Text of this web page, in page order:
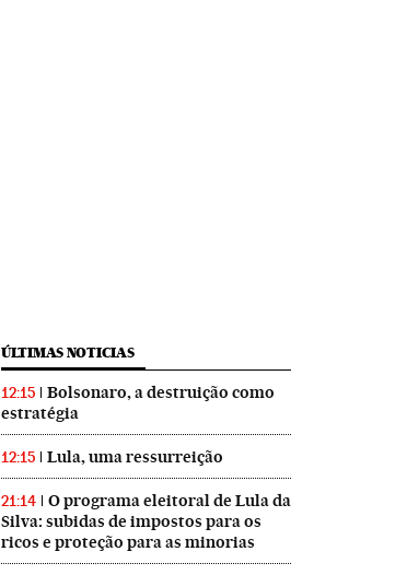
ÚLTIMAS NOTICIAS
12:15
Bolsonaro, a destruição como
estratégia
12:15 Lula, uma ressurreição
21:14
O programa eleitoral de Lula da
Silva: subidas de impostos para os
ricos e proteção para as minorias